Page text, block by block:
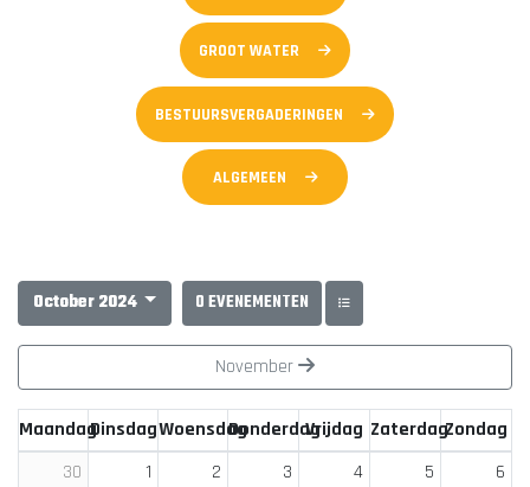
GROOT WATER
BESTUURSVERGADERINGEN
ALGEMEEN
October 2024 0 EVENEMENTEN
November
MaandagDinsdagWoensdagDonderdagVrijdag ZaterdagZondag
30 1 2 3 4 5
6